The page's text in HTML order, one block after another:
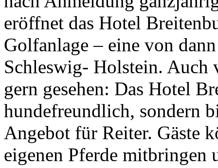
eröffnet das Hotel
Golfanlage – eine von
Schleswig- Holstein. Auch
gern gesehen: Das Hotel
hundefreundlich, sondern
Angebot für Reiter. Gäste
eigenen Pferde mitbringen